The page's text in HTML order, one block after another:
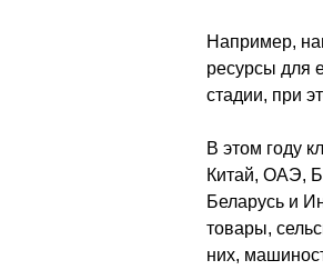
Например,
ресурсы для
стадии, при
В этом году
Китай, ОАЭ,
Беларусь и
товары,
них,